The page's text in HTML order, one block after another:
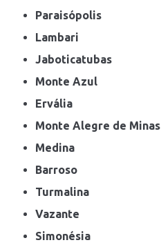
Paraisópolis
Lambari
Jaboticatubas
Monte Azul
Ervália
Monte Alegre de Minas
Medina
Barroso
Turmalina
Vazante
Simonésia